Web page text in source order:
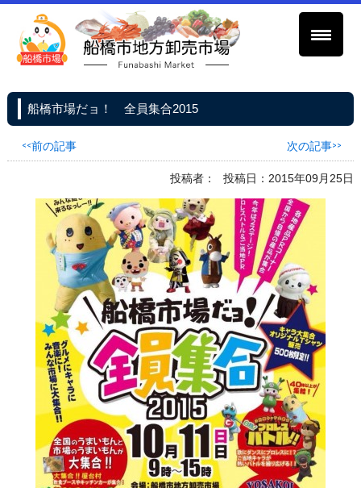
船橋市場だョ！ 全員集合2015
<<前の記事 次の記事>>
投稿者： 投稿日：2015年09月25日